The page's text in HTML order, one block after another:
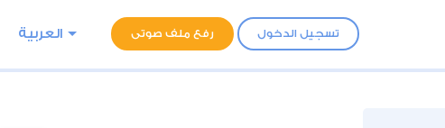
تسجيل الدخول رفع ملف صوتى العربية